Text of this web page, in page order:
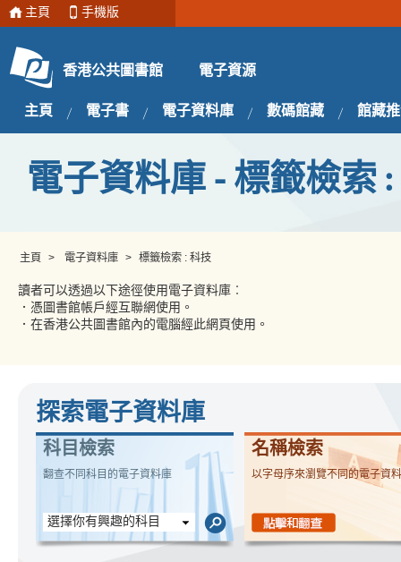
主頁 手機版
香港公共圖書館 電子資源
主頁 電子書 電子資料庫 數碼館藏 館藏
電子資料庫 - 標籤檢索 :
主頁 > 電子資料庫 > 標籤檢索 : 科技
讀者可以透過以下途徑使用電子資料庫︰
．憑圖書館帳戶經互聯網使用。
．在香港公共圖書館內的電腦經此網頁使用。
探索電子資料庫
科目檢索
翻查不同科目的電子資料庫
選擇你有興趣的科目
名稱檢索
以字母序來瀏覽不同的電子資